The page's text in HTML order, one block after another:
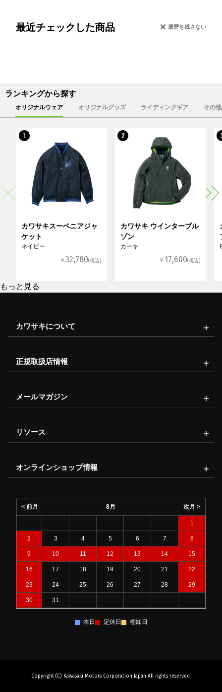
最近チェックした商品 履歴を残さない
ランキングから探す
オリジナルウェア オリジナルグッズ ライディングギア その
1
カワサキスーベニアジャ
ケット
ネイビー
￥32,780(税込)
2
カワサキ ウインターブル
ゾン
カーキ
￥ 17,600(税込)
もっと見る
カワサキについて
正規取扱店情報
メールマガジン
リソース
オンラインショップ情報
8月
< 前月 次月 >
1
2 3 4 5 6 7 8
9 10 11 12 13 14 15
16 17 18 19 20 21 22
23 24 25 26 27 28 29
30 31
本日 定休日 棚卸日
Copyright (C) Kawasaki Motors Corporation Japan All rights reserved.